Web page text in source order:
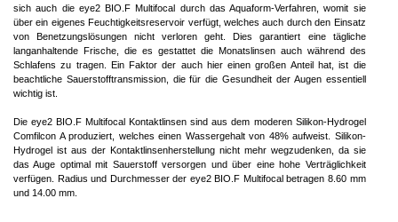
sich auch die eye2 BIO.F Multifocal durch das Aquaform-Verfahren, womit sie
über ein eigenes Feuchtigkeitsreservoir verfügt, welches auch durch den Einsatz
von Benetzungslösungen nicht verloren geht. Dies garantiert eine tägliche
langanhaltende Frische, die es gestattet die Monatslinsen auch während des
Schlafens zu tragen. Ein Faktor der auch hier einen großen Anteil hat, ist die
beachtliche Sauerstofftransmission, die für die Gesundheit der Augen essentiell
wichtig ist.
Die eye2 BIO.F Multifocal Kontaktlinsen sind aus dem moderen Silikon-Hydrogel
Comfilcon A produziert, welches einen Wassergehalt von 48% aufweist. Silikon-
Hydrogel ist aus der Kontaktlinsenherstellung nicht mehr wegzudenken, da sie
das Auge optimal mit Sauerstoff versorgen und über eine hohe Verträglichkeit
verfügen. Radius und Durchmesser der eye2 BIO.F Multifocal betragen 8.60 mm
und 14.00 mm.